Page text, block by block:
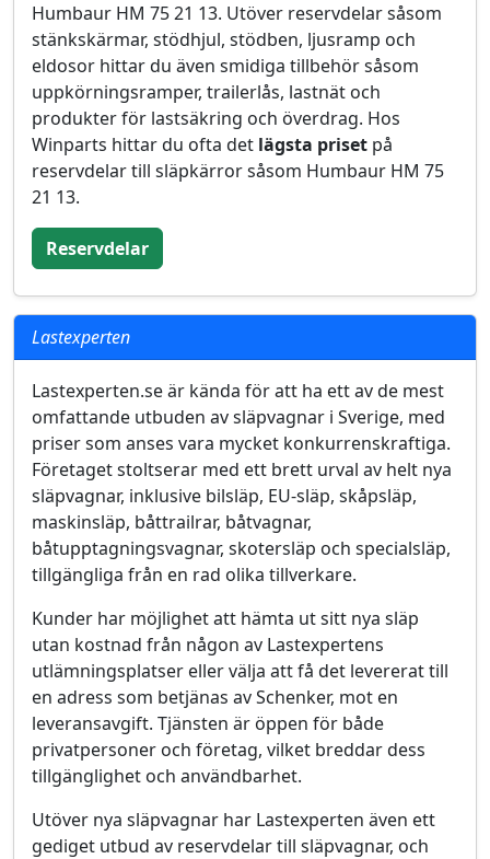
Humbaur HM 75 21 13. Utöver reservdelar såsom
stänkskärmar, stödhjul, stödben, ljusramp och
eldosor hittar du även smidiga tillbehör såsom
uppkörningsramper, trailerlås, lastnät och
produkter för lastsäkring och överdrag. Hos
Winparts hittar du ofta det lägsta priset på
reservdelar till släpkärror såsom Humbaur HM 75
21 13.
Reservdelar
Lastexperten
Lastexperten.se är kända för att ha ett av de mest
omfattande utbuden av släpvagnar i Sverige, med
priser som anses vara mycket konkurrenskraftiga.
Företaget stoltserar med ett brett urval av helt nya
släpvagnar, inklusive bilsläp, EU-släp, skåpsläp,
maskinsläp, båttrailrar, båtvagnar,
båtupptagningsvagnar, skotersläp och specialsläp,
tillgängliga från en rad olika tillverkare.
Kunder har möjlighet att hämta ut sitt nya släp
utan kostnad från någon av Lastexpertens
utlämningsplatser eller välja att få det levererat till
en adress som betjänas av Schenker, mot en
leveransavgift. Tjänsten är öppen för både
privatpersoner och företag, vilket breddar dess
tillgänglighet och användbarhet.
Utöver nya släpvagnar har Lastexperten även ett
gediget utbud av reservdelar till släpvagnar, och